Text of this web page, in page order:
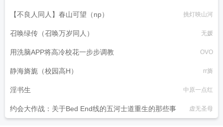
【不良人同人】春山可望（np） 挑灯映山河
召唤绿传（召唤万岁同人） 无媛
用洗脑APP将高冷校花一步步调教 OVO
静海旖旎（校园高H） rr旖
淫书生 中原一点红
约会大作战：关于Bed End线的五河士道重生的那些事 虚无圣母